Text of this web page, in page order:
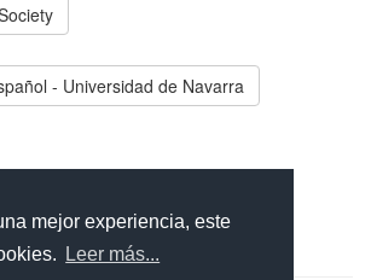
mejor experiencia, este
Leer más...
- Universidad de Navarra